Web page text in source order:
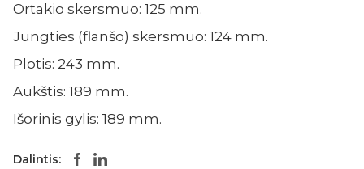
Ortakio skersmuo: 125 mm.
Jungties (flanšo) skersmuo: 124 mm.
Plotis: 243 mm.
Aukštis: 189 mm.
Išorinis gylis: 189 mm.
Dalintis: